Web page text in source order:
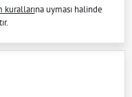
kurallarına uyması halinde